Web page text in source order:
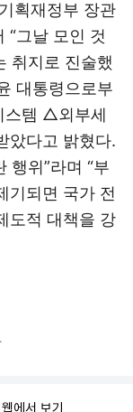
획재정부 장관
“그날 모인 것
취지로 진술했
대통령으로부
스템 △외부세
았다고 밝혔다.
행위”라며 “부
기되면 국가 전
도적 대책을 강
에서 보기